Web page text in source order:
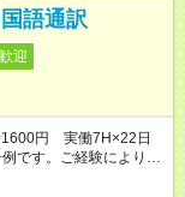
語通訳
迎
円 実働7H×22日
です。ご経験により異